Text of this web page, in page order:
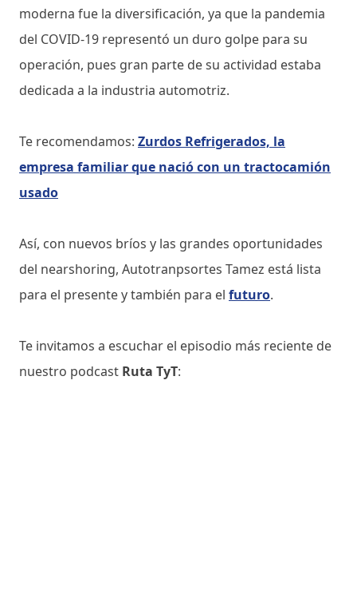
moderna fue la diversificación, ya que la pandemia
del COVID-19 representó un duro golpe para su
operación, pues gran parte de su actividad estaba
dedicada a la industria automotriz.
Te recomendamos: Zurdos Refrigerados, la
empresa familiar que nació con un tractocamión
usado
Así, con nuevos bríos y las grandes oportunidades
del nearshoring, Autotranpsortes Tamez está lista
para el presente y también para el futuro.
Te invitamos a escuchar el episodio más reciente de
nuestro podcast Ruta TyT: